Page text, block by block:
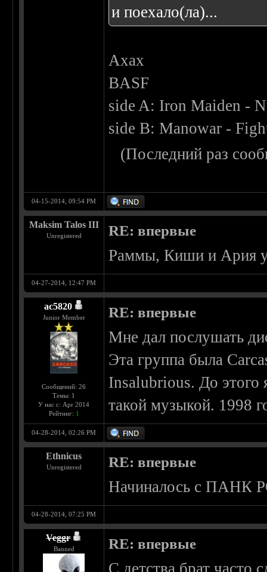
и поехало(ла)...
Ахах
BASF
side A: Iron Maiden -
side B: Manowar -
(Последний раз
04-15-2014, 09:54 PM
Maksim Talos III
Unregistered RE: впервые
Раммы, Киши и Ария у
04-27-2014, 12:47 PM
ac5820
Junior Member
Сообщений: 26
Темы: 1
У нас с: Apr 2014
Рейтинг: 1
RE: впервые
Мне дал послушать
Эта группа была
Insalubrious. До
такой музыкой. 1998
04-28-2014, 02:26 PM
Ethnicus
Unregistered RE: впервые
Начиналось с ПАНК
04-28-2014, 07:25 PM
Veggr
Banned RE: впервые